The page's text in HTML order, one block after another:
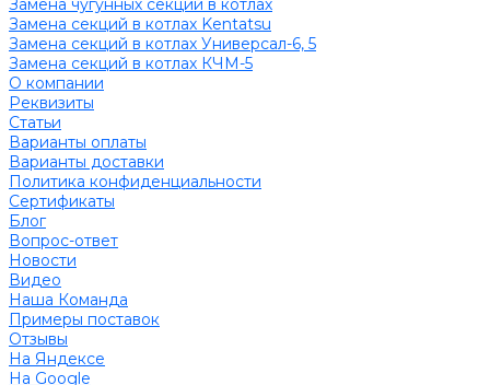
Замена чугунных секций в котлах
Замена секций в котлах Kentatsu
Замена секций в котлах Универсал-6, 5
Замена секций в котлах КЧМ-5
О компании
Реквизиты
Статьи
Варианты оплаты
Варианты доставки
Политика конфиденциальности
Сертификаты
Блог
Вопрос-ответ
Новости
Видео
Наша Команда
Примеры поставок
Отзывы
На Яндексе
На Google